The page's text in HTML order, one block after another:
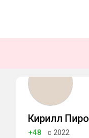
Кирилл
+48
с 2022